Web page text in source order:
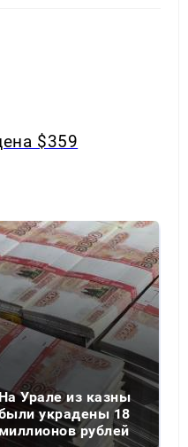
$359
На Урале из казны
украдены 18
миллионов рублей